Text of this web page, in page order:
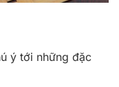
ý tới những đặc